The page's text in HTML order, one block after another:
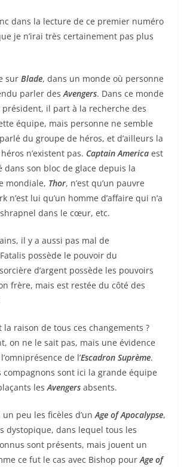
dans la lecture de ce premier numéro
je n’irai très certainement pas plus
sur Blade, dans un monde où personne
parler desAvengers. Dans ce monde
président, il part à la recherche des
équipe, mais personne ne semble
du groupe de héros, et d’ailleurs la
n’existent pas. Captain America est
dans son bloc de glace depuis la
mondiale, Thor, n’est qu’un pauvre
n’est lui qu’un homme d’affaire qui n’a
dans le cœur, etc.
il y a aussi pas mal de
possède le pouvoir du
d’argent possède les pouvoirs
frère, mais est restée du côté des
la raison de tous ces changements ?
on ne le sait pas, mais une évidence
de l’Escadron Suprème.
compagnons sont ici la grande équipe
lesAvengers absents.
peu les ficèles d’unAge of Apocalypse,
dystopique, dans lequel tous les
sont présents, mais jouent un
ce fut le cas avec Bishop pourAge of